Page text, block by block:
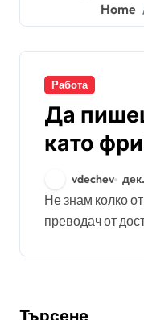
Home
Работа
Да
като
vdechev
Не знам колко от вас знаят, че аз съм
преводач от
Търсене